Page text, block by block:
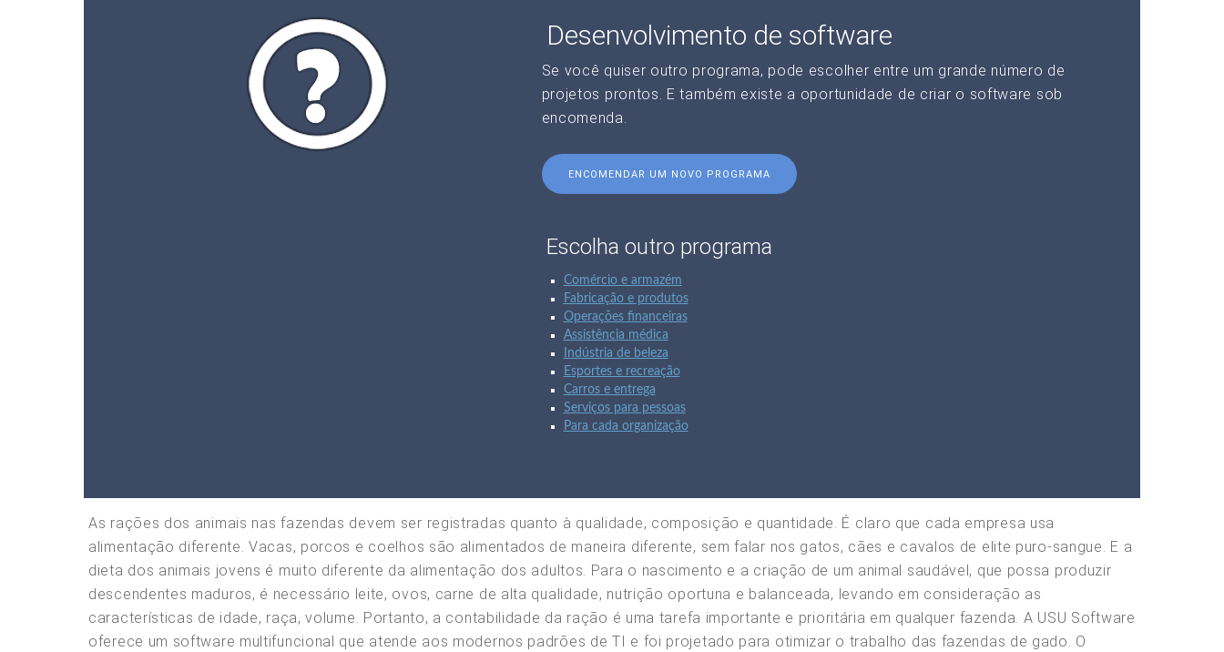
Desenvolvimento de software
Se você quiser outro programa, pode escolher entre um grande número de
projetos prontos. E também existe a oportunidade de criar o software sob
encomenda.
ENCOMENDAR UM NOVO PROGRAMA
Escolha outro programa
Comércio e armazém
Fabricação e produtos
Operações financeiras
Assistência médica
Indústria de beleza
Esportes e recreação
Carros e entrega
Serviços para pessoas
Para cada organização
As rações dos animais nas fazendas devem ser registradas quanto à qualidade, composição e quantidade. É claro que cada empresa usa
alimentação diferente. Vacas, porcos e coelhos são alimentados de maneira diferente, sem falar nos gatos, cães e cavalos de elite puro-sangue. E a
dieta dos animais jovens é muito diferente da alimentação dos adultos. Para o nascimento e a criação de um animal saudável, que possa produzir
descendentes maduros, é necessário leite, ovos, carne de alta qualidade, nutrição oportuna e balanceada, levando em consideração as
características de idade, raça, volume. Portanto, a contabilidade da ração é uma tarefa importante e prioritária em qualquer fazenda. A USU Software
oferece um software multifuncional que atende aos modernos padrões de TI e foi projetado para otimizar o trabalho das fazendas de gado. O